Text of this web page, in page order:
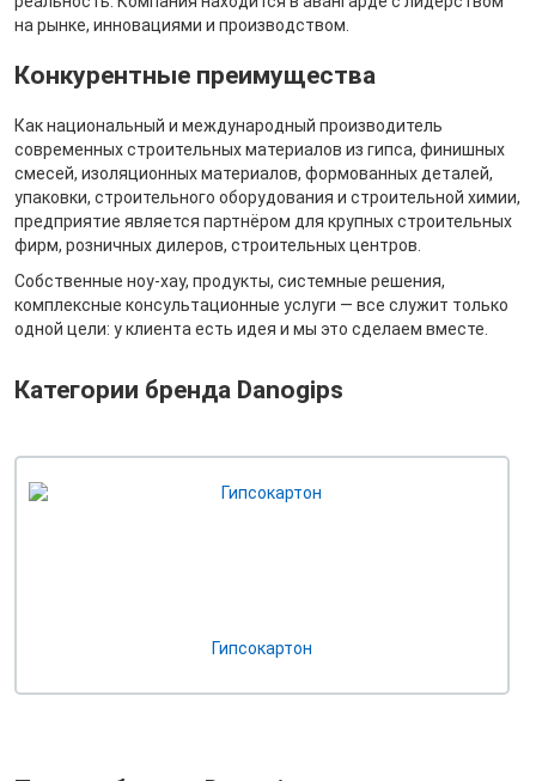
на рынке, инновациями и производством.
Конкурентные преимущества
Как национальный и международный производитель
современных строительных материалов из гипса, финишных
смесей, изоляционных материалов, формованных деталей,
упаковки, строительного оборудования и строительной химии,
предприятие является партнёром для крупных строительных
фирм, розничных дилеров, строительных центров.
Собственные ноу-хау, продукты, системные решения,
комплексные консультационные услуги — все служит только
одной цели: у клиента есть идея и мы это сделаем вместе.
Категории бренда Danogips
Гипсокартон